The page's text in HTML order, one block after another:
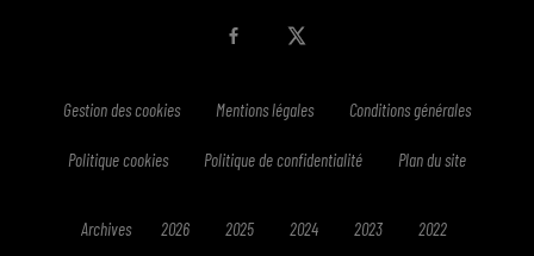
Gestion des cookies Mentions légales Conditions générales
Politique cookies Politique de confidentialité Plan du site
Archives 2026 2025 2024 2023 2022